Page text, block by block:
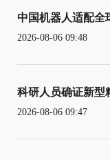
中国机器人适配全
2026-08-06 09:48
科研人员确证新型
2026-08-06 09:47